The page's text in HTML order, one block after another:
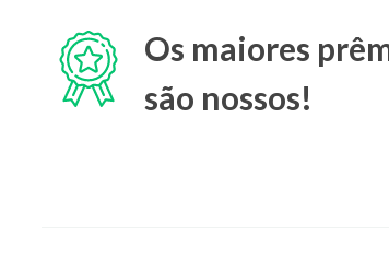
Os maiores
são nossos!